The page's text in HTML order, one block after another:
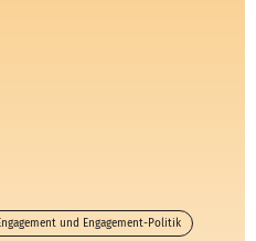
und Engagement-Politik